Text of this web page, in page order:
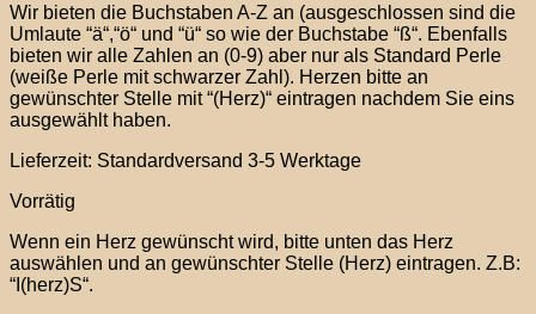
Wir bieten die Buchstaben A-Z an (ausgeschlossen sind die
Umlaute “ä“,“ö“ und “ü“ so wie der Buchstabe “ß“. Ebenfalls
bieten wir alle Zahlen an (0-9) aber nur als Standard Perle
(weiße Perle mit schwarzer Zahl). Herzen bitte an
gewünschter Stelle mit “(Herz)“ eintragen nachdem Sie eins
ausgewählt haben.
Lieferzeit: Standardversand 3-5 Werktage
Vorrätig
Wenn ein Herz gewünscht wird, bitte unten das Herz
auswählen und an gewünschter Stelle (Herz) eintragen. Z.B:
“I(herz)S“.